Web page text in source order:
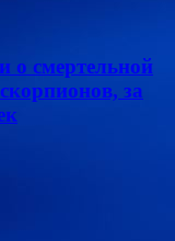
о смертельной
за